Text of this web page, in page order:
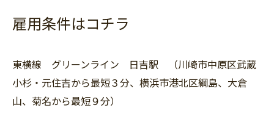
雇用条件はコチラ
東横線 グリーンライン 日吉駅 （川崎市中原区武蔵
小杉・元住吉から最短３分、横浜市港北区綱島、大倉
山、菊名から最短９分）